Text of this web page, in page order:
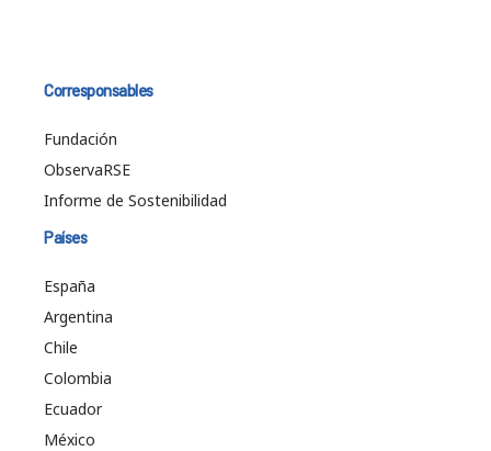
Corresponsables
Fundación
ObservaRSE
Informe de Sostenibilidad
Países
España
Argentina
Chile
Colombia
Ecuador
México